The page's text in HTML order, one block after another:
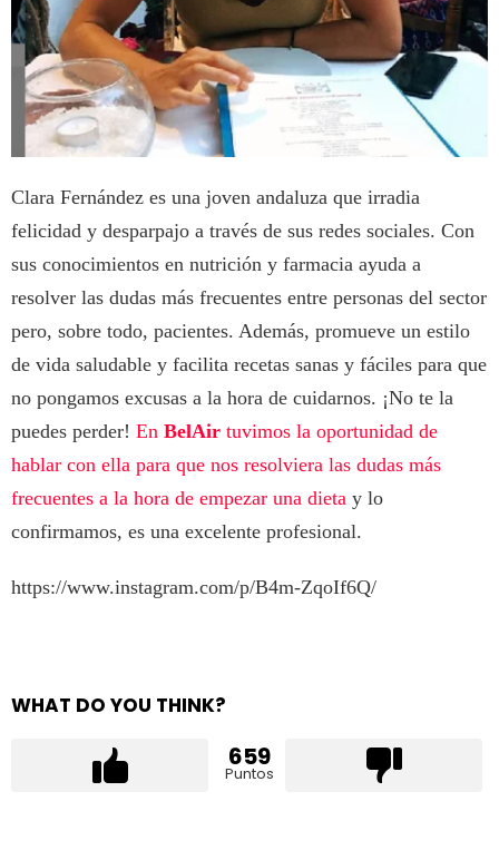
Clara Fernández es una joven andaluza que irradia
felicidad y desparpajo a través de sus redes sociales. Con
sus conocimientos en nutrición y farmacia ayuda a
resolver las dudas más frecuentes entre personas del sector
pero, sobre todo, pacientes. Además, promueve un estilo
de vida saludable y facilita recetas sanas y fáciles para que
no pongamos excusas a la hora de cuidarnos. ¡No te la
puedes perder! En BelAir tuvimos la oportunidad de
hablar con ella para que nos resolviera las dudas más
frecuentes a la hora de empezar una dieta y lo
confirmamos, es una excelente profesional.
https://www.instagram.com/p/B4m-ZqoIf6Q/
WHAT DO YOU THINK?
659
Puntos